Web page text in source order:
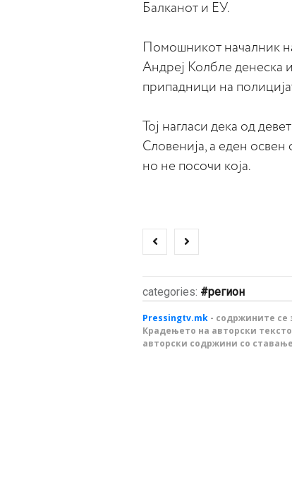
Балканот и ЕУ.
Помошникот началник
Андреј Колбле денеска
припадници на
Тој нагласи дека од
Словенија, а еден освен
но не посочи која.
categories: регион
Pressingtv.mk - содржините се
Крадењето на авторски
авторски содржини со ставање